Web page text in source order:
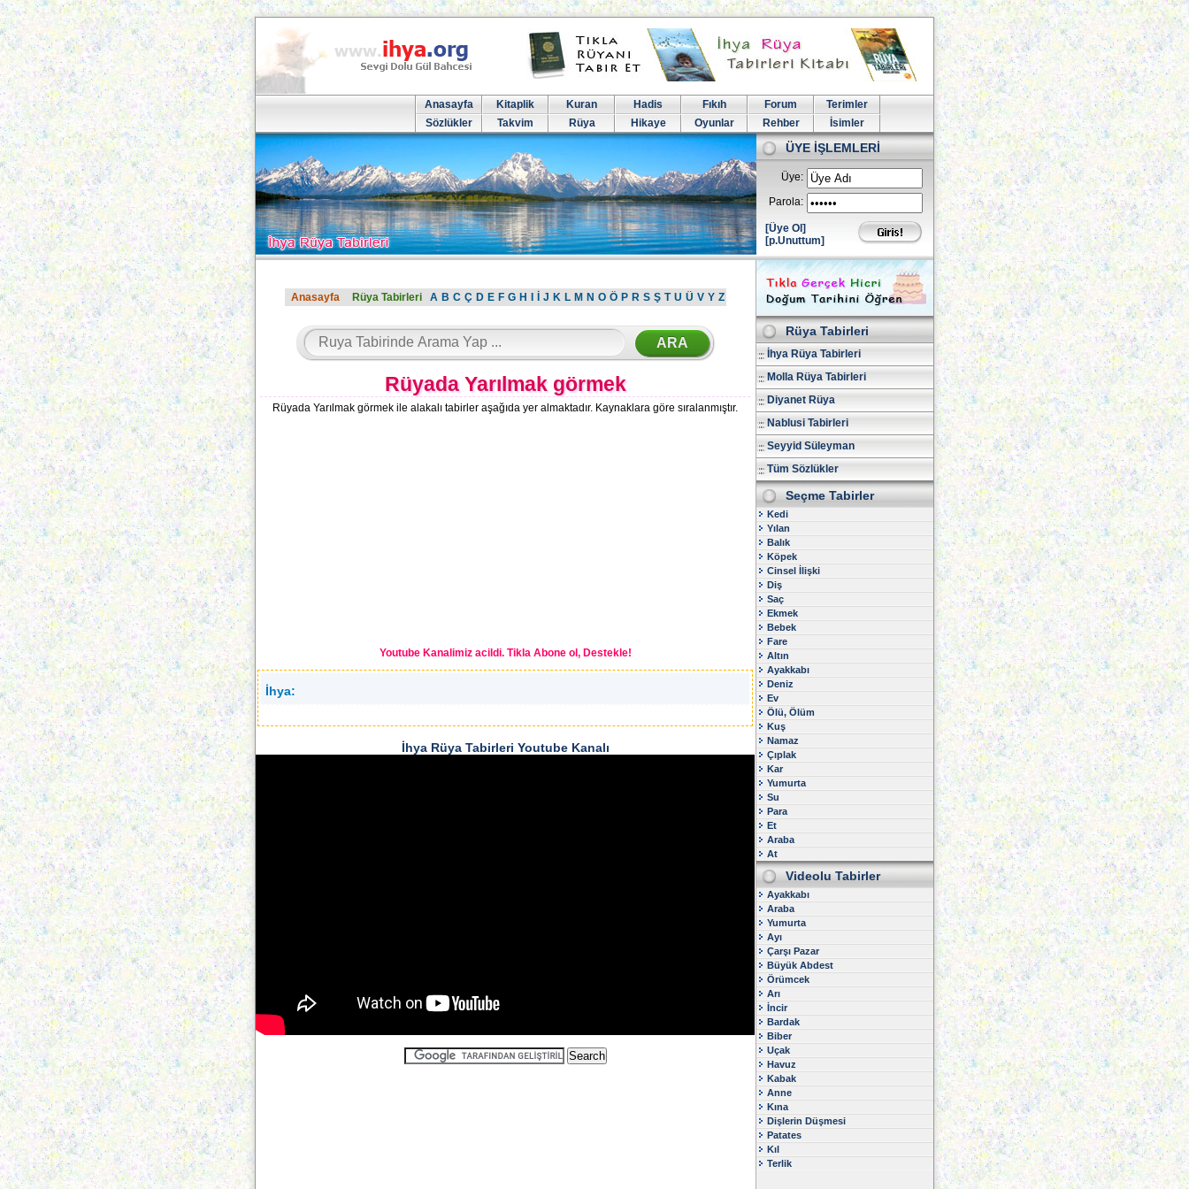
Anasayfa Kitaplik Kuran Hadis Fıkıh Forum
Terimler
Sözlükler
Takvim Rüya Hikaye Oyunlar Rehber İsimler
ÜYE İŞLEMLERİ
Üye:
Parola:
[Üye Ol]
[p.Unuttum]
Anasayfa Rüya Tabirleri A B C Ç D E F G H J K L M N O Ö P R S Ş T U Ü V Y Z
Rüyada Yarılmak görmek
Rüyada Yarılmak görmek ile alakalı tabirler aşağıda yer almaktadır. Kaynaklara göre sıralanmıştır.
Youtube Kanalimiz acildi. Tikla Abone ol, Destekle!
İhya:
İhya Rüya Tabirleri Youtube Kanalı
Rüya Tabirleri
İhya Rüya Tabirleri
Molla Rüya Tabirleri
Diyanet Rüya
Nablusi Tabirleri
Seyyid Süleyman
Tüm Sözlükler
Seçme Tabirler
Kedi
Yılan
Balık
Köpek
Cinsel İlişki
Diş
Saç
Ekmek
Bebek
Fare
Altın
Ayakkabı
Deniz
Ev
Ölü, Ölüm
Kuş
Namaz
Çıplak
Kar
Yumurta
Su
Para
Et
Araba
At
Videolu Tabirler
Ayakkabı
Araba
Yumurta
Ayı
Çarşı Pazar
Büyük Abdest
Örümcek
Arı
İncir
Bardak
Biber
Uçak
Havuz
Kabak
Anne
Kına
Dişlerin Düşmesi
Patates
Kıl
Terlik